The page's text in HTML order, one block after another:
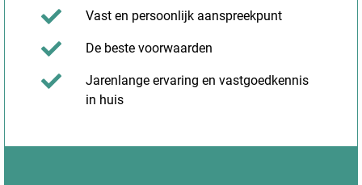
Vast en persoonlijk aanspreekpunt
De beste voorwaarden
Jarenlange ervaring en vastgoedkennis
in huis